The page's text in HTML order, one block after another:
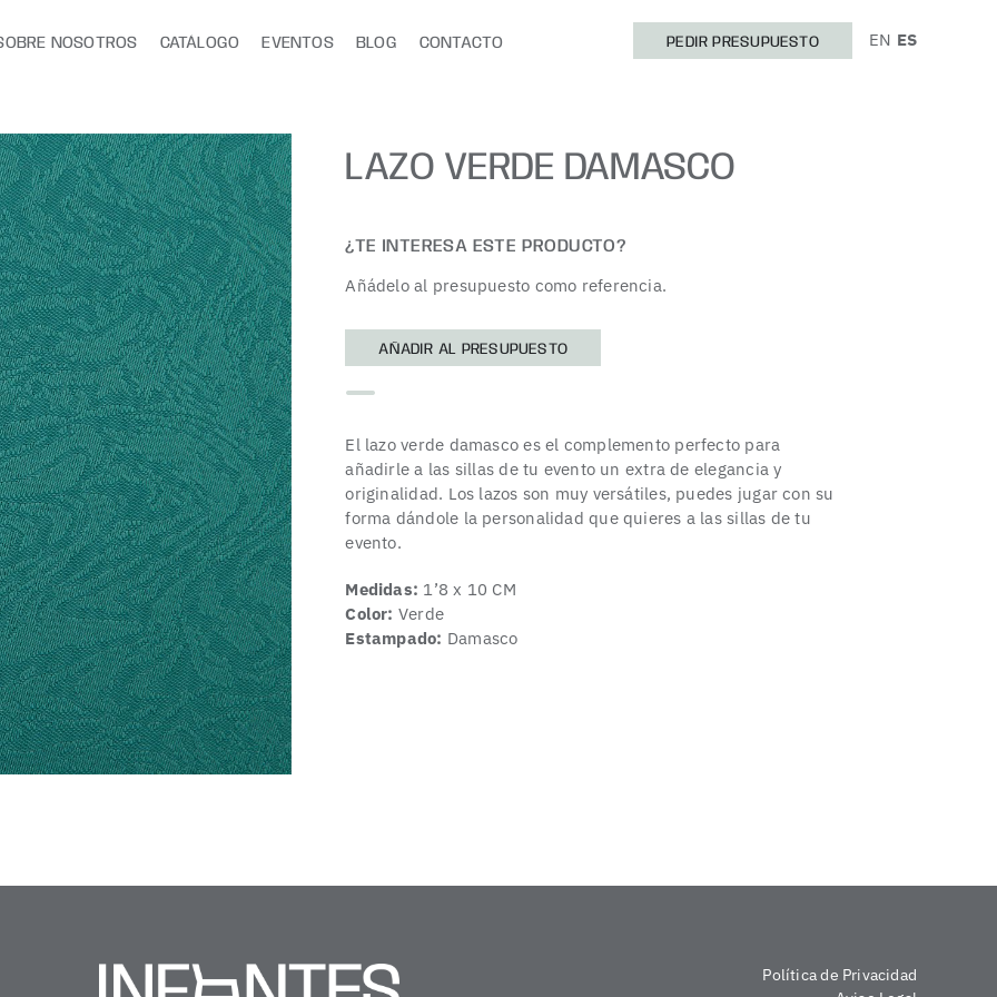
NOSOTROS CATÁLOGO EVENTOS BLOG CONTACTO PEDIR PRESUPUESTO EN ES
LAZO VERDE DAMASCO
¿TE INTERESA ESTE PRODUCTO?
Añádelo al presupuesto como referencia.
AÑADIR AL PRESUPUESTO
El lazo verde damasco es el complemento perfecto para
añadirle a las sillas de tu evento un extra de elegancia y
originalidad. Los lazos son muy versátiles, puedes jugar con su
forma dándole la personalidad que quieres a las sillas de tu
evento.
Medidas: 1’8 x 10 CM
Color: Verde
Estampado: Damasco
Política de Privacidad